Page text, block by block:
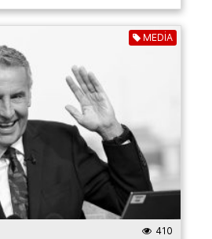
MEDİA
410